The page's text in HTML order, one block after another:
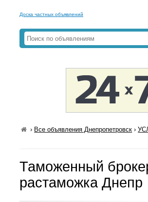
Доска частных объявлений
› Все объявления Днепропетровск ›
Таможенный
растаможка Днепр